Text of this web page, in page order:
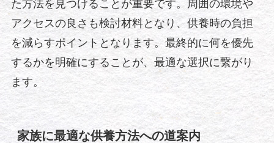
た方法を見つけることが重要です。周囲の環境や
アクセスの良さも検討材料となり、供養時の負担
を減らすポイントとなります。最終的に何を優先
するかを明確にすることが、最適な選択に繋がり
ます。
家族に最適な供養方法への道案内